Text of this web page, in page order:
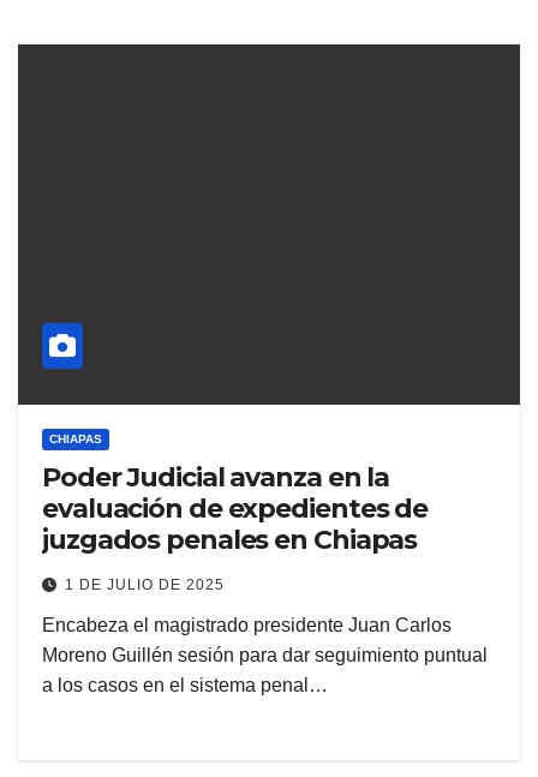
CHIAPAS
Poder Judicial avanza en la
evaluación de expedientes de
juzgados penales en Chiapas
1 DE JULIO DE 2025
Encabeza el magistrado presidente Juan Carlos
Moreno Guillén sesión para dar seguimiento puntual
a los casos en el sistema penal…